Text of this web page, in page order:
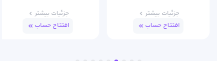
جزئیات بیشتر
افتتاح حساب
جزئیات بیشتر
افتتاح حساب